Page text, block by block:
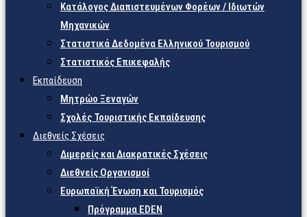
Κατάλογος Διαπιστευμένων Φορέων / Ιδιωτών
Μηχανικών
Στατιστικά Δεδομένα Ελληνικού Τουρισμού
Στατιστικός Επικεφαλής
Εκπαίδευση
Μητρώο Ξεναγών
Σχολές Τουριστικής Εκπαίδευσης
Διεθνείς Σχέσεις
Διμερείς και Διακρατικές Σχέσεις
Διεθνείς Οργανισμοί
Ευρωπαϊκή Ένωση και Τουρισμός
Πρόγραμμα EDEN